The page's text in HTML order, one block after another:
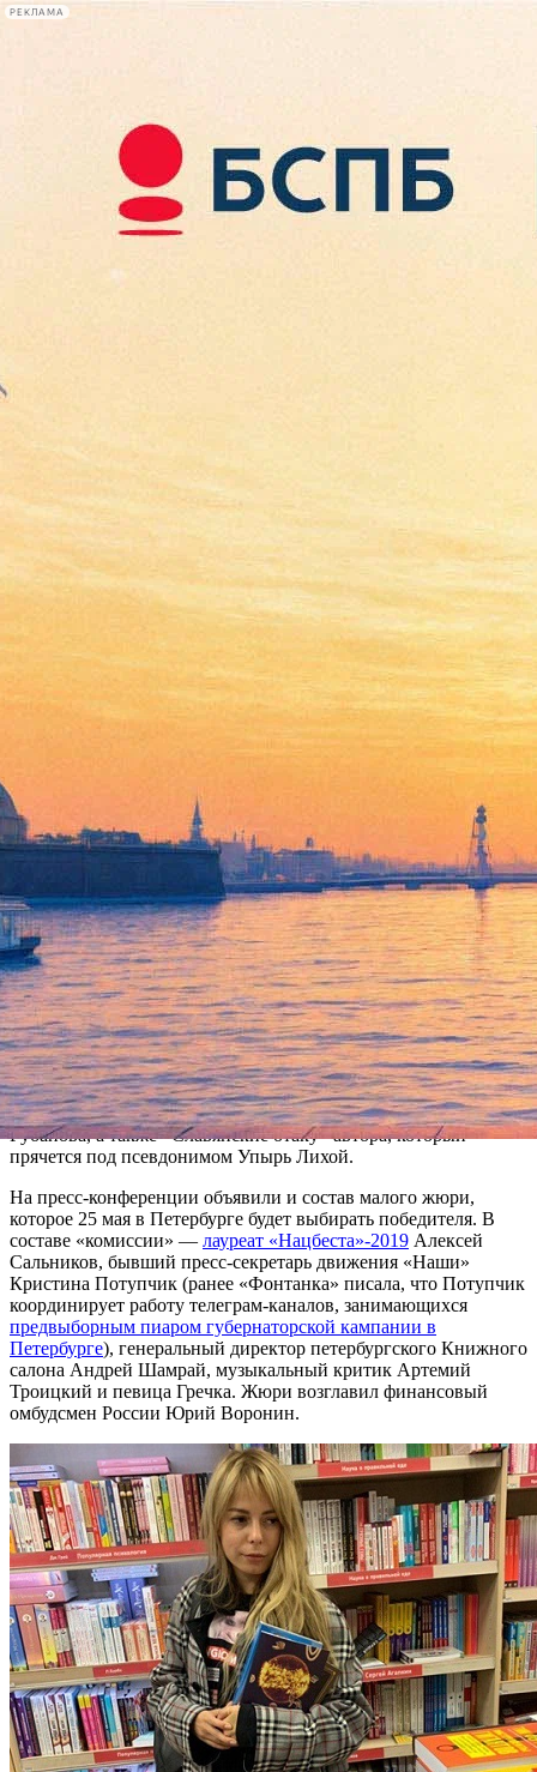
РЕКЛАМА
Сегодня:
2026.08.08
16:07
Афиша Plus
Кристина Потупчик вошла в
жюри литературной премии
«Нацбест»
Версия для печати
Литературная премия «Нацбест» объявила шорт-лист на 2019
год. В коротком списке — шесть книг, сообщили
организаторы 9 апреля на пресс-конференции в Москве.
Среди листёров — роман петербургского писателя и бывшего
автора «Фонтанки» Александра Пелевина «Четверо», книга
кинокритика Михаила Трофименкова«XX век представляет.
Кадры и кадавры», военный роман петербуржца Александра
Етоева «Я всегда буду собой». Кроме того, в списке — одна из
самых обсуждаемых книг 2018 года, «Калечина-Малечина»
Евгении Некрасовой, роман «Финист — Ясный Сокол»
лауреата литературной премии «Ясная поляна»Андрея
Рубанова, а также «Славянские отаку» автора, который
прячется под псевдонимом Упырь Лихой.
На пресс-конференции объявили и состав малого жюри,
которое 25 мая в Петербурге будет выбирать победителя. В
составе «комиссии» — лауреат «Нацбеста»-2019 Алексей
Сальников, бывший пресс-секретарь движения «Наши»
Кристина Потупчик (ранее «Фонтанка» писала, что Потупчик
координирует работу телеграм-каналов, занимающихся
предвыборным пиаром губернаторской кампании в
Петербурге), генеральный директор петербургского Книжного
салона Андрей Шамрай, музыкальный критик Артемий
Троицкий и певица Гречка. Жюри возглавил финансовый
омбудсмен России Юрий Воронин.